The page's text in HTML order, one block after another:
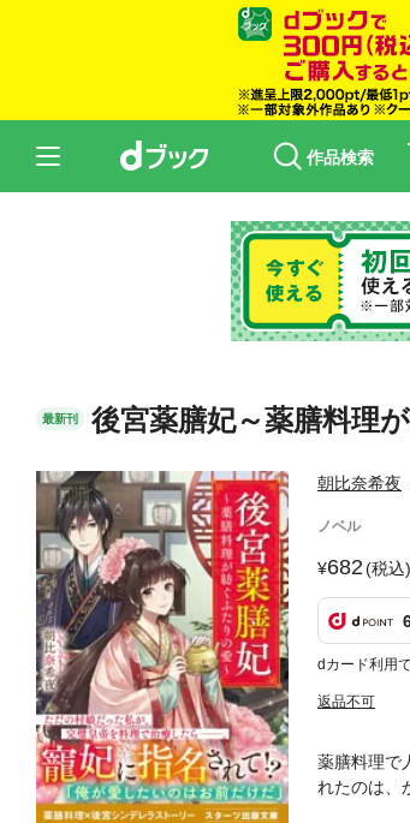
作品検索
最新刊 後宮薬膳妃～薬膳料理
朝比奈希夜
ノベル
682(税込)
dカード利用
返品不可
薬膳料理で
れたのは、
て・・・